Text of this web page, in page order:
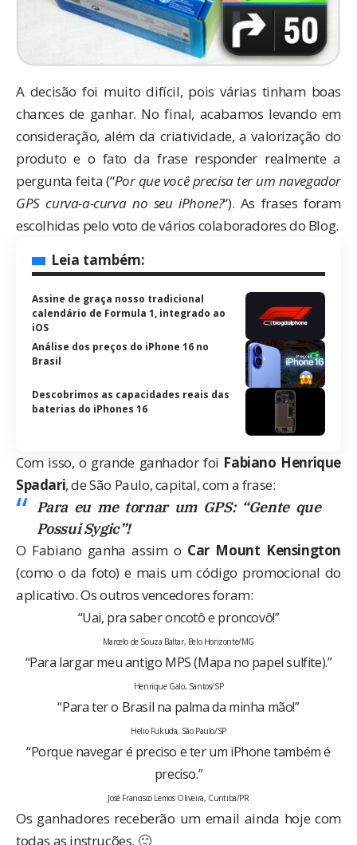
A decisão foi muito difícil, pois várias tinham boas
chances de ganhar. No final, acabamos levando em
consideração, além da criatividade, a valorização do
produto e o fato da frase responder realmente a
pergunta feita (“Por que você precisa ter um navegador
GPS curva-a-curva no seu iPhone?“). As frases foram
escolhidas pelo voto de vários colaboradores do Blog.
Leia também:
Assine de graça nosso tradicional
calendário de Formula 1, integrado ao
iOS
Análise dos preços do iPhone 16 no
Brasil
Descobrimos as capacidades reais das
baterias do iPhones 16
Com isso, o grande ganhador foi Fabiano Henrique
Spadari, de São Paulo, capital, com a frase:
Para eu me tornar um GPS: “Gente que
Possui Sygic”!
O Fabiano ganha assim o Car Mount Kensington
(como o da foto) e mais um código promocional do
aplicativo. Os outros vencedores foram:
“Uai, pra saber oncotô e proncovô!”
Marcelo de Souza Baltar, Belo Horizonte/MG
“Para largar meu antigo MPS (Mapa no papel sulfite).”
Henrique Galo, Santos/SP
“Para ter o Brasil na palma da minha mão!”
Helio Fukuda, São Paulo/SP
“Porque navegar é preciso e ter um iPhone também é
preciso.”
José Francisco Lemos Oliveira, Curitiba/PR
Os ganhadores receberão um email ainda hoje com
todas as instruções. 🙂